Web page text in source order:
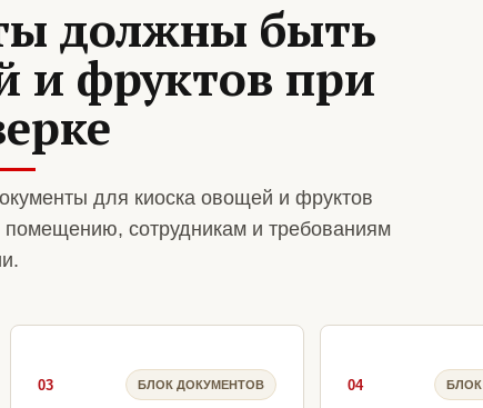
должны быть
и фруктов при
для киоска овощей и фруктов
сотрудникам и требованиям
03 БЛОК ДОКУМЕНТОВ 04